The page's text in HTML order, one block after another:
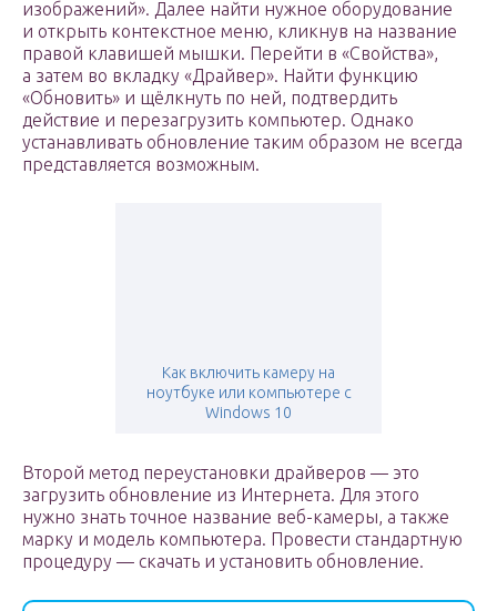
изображений». Далее найти нужное оборудование
и открыть контекстное меню, кликнув на название
правой клавишей мышки. Перейти в «Свойства»,
а затем во вкладку «Драйвер». Найти функцию
«Обновить» и щёлкнуть по ней, подтвердить
действие и перезагрузить компьютер. Однако
устанавливать обновление таким образом не всегда
представляется возможным.
Как включить камеру на
ноутбуке или компьютере с
Windows 10
Второй метод переустановки драйверов — это
загрузить обновление из Интернета. Для этого
нужно знать точное название веб-камеры, а также
марку и модель компьютера. Провести стандартную
процедуру — скачать и установить обновление.